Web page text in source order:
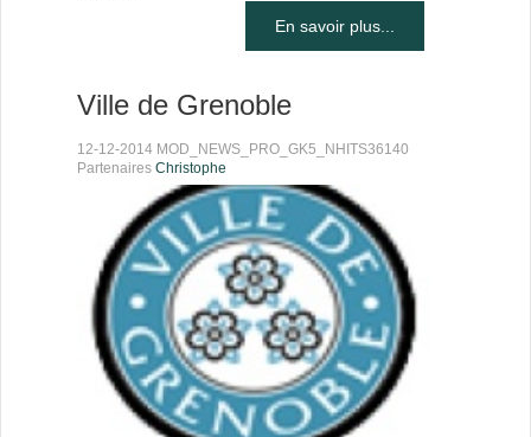
En savoir plus...
Ville de Grenoble
12-12-2014 MOD_NEWS_PRO_GK5_NHITS36140
Partenaires Christophe